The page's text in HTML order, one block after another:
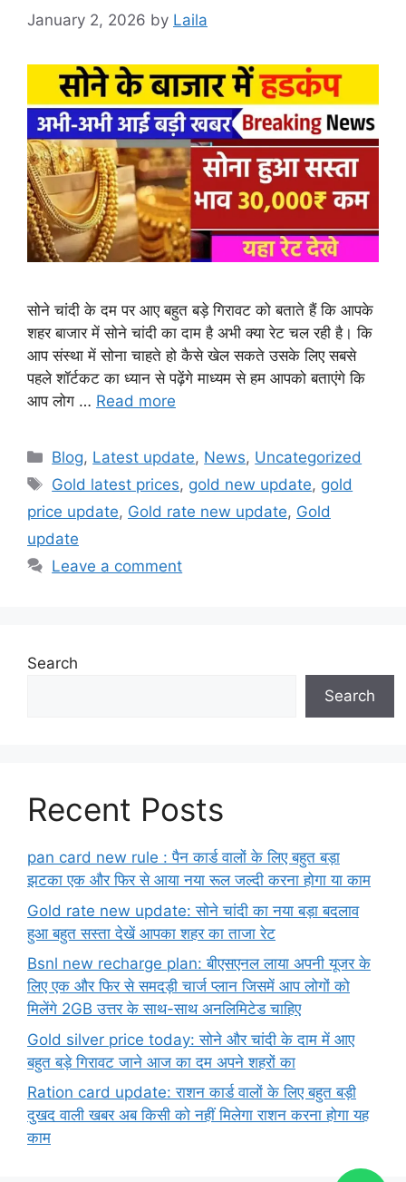
January 2, 2026 by Laila
सोने चांदी के दम पर आए बहुत बड़े गिरावट को बताते हैं कि आपके
शहर बाजार में सोने चांदी का दाम है अभी क्या रेट चल रही है। कि
आप संस्था में सोना चाहते हो कैसे खेल सकते उसके लिए सबसे
पहले शॉर्टकट का ध्यान से पढ़ेंगे माध्यम से हम आपको बताएंगे कि
आप लोग … Read more
Categories
Blog, Latest update, News, Uncategorized
Tags
Gold latest prices, gold new update, gold
price update, Gold rate new update, Gold
update
Leave a comment
Search
Search
Recent Posts
pan card new rule : पैन कार्ड वालों के लिए बहुत बड़ा
झटका एक और फिर से आया नया रूल जल्दी करना होगा या काम
Gold rate new update: सोने चांदी का नया बड़ा बदलाव
हुआ बहुत सस्ता देखें आपका शहर का ताजा रेट
Bsnl new recharge plan: बीएसएनल लाया अपनी यूजर के
लिए एक और फिर से समदड़ी चार्ज प्लान जिसमें आप लोगों को
मिलेंगे 2GB उत्तर के साथ-साथ अनलिमिटेड चाहिए
Gold silver price today: सोने और चांदी के दाम में आए
बहुत बड़े गिरावट जाने आज का दम अपने शहरों का
Ration card update: राशन कार्ड वालों के लिए बहुत बड़ी
दुखद वाली खबर अब किसी को नहीं मिलेगा राशन करना होगा यह
काम